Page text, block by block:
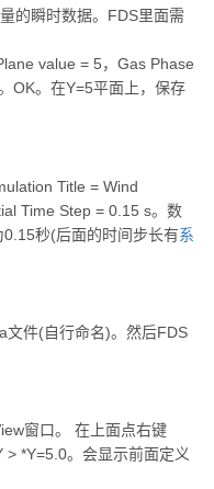
的瞬时数据。FDS里面需
value = 5，Gas Phase
OK。在Y=5平面上，保存
Title = Wind
Time Step = 0.15 s。数
秒(后面的时间步长有系
文件(自行命名)。然后FDS
窗口。 在上面点右键
*Y=5.0。会显示前面定义